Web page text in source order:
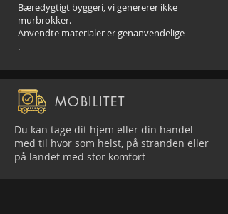
Bæredygtigt byggeri, vi genererer ikke
murbrokker.
Anvendte materialer er genanvendelige
.
MOBILITET
Du kan tage dit hjem eller din handel
med til hvor som helst, på stranden eller
på landet med stor komfort